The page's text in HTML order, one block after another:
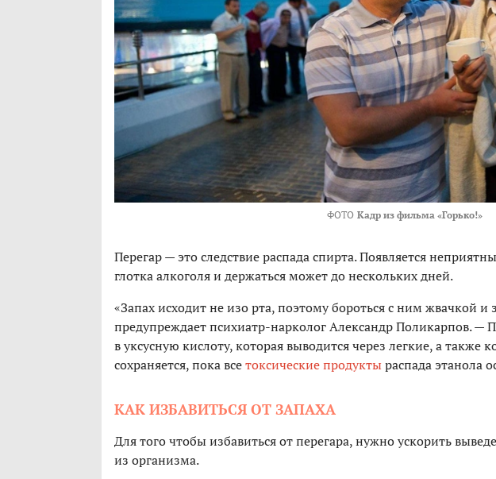
ФОТО Кадр из фильма «Горько!»
Перегар — это следствие распада спирта. Появляется
глотка алкоголя и держаться может до нескольких дней.
«Запах исходит не изо рта, поэтому бороться с ним жвачкой
предупреждает психиатр-нарколог Александр Поликарпов. —
в уксусную кислоту, которая выводится через легкие, а также
сохраняется, пока всетоксические продуктыраспада этанола
КАК ИЗБАВИТЬСЯ ОТ ЗАПАХА
Для того чтобы избавиться от перегара, нужно ускорить
из организма.